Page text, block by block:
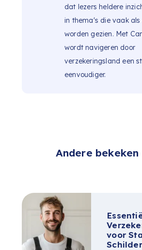
dat lezers heldere
in thema's die vaak als
worden gezien. Met
wordt navigeren door
verzekeringsland een
eenvoudiger.
Andere
voor